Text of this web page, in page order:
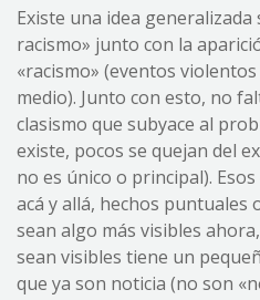
Existe una idea
racismo» junto con la
«racismo» (eventos
medio). Junto con esto, no
clasismo que subyace al
existe, pocos se quejan del
no es único o principal).
acá y allá, hechos puntuales
sean algo más visibles
sean visibles tiene un
que ya son noticia (no son